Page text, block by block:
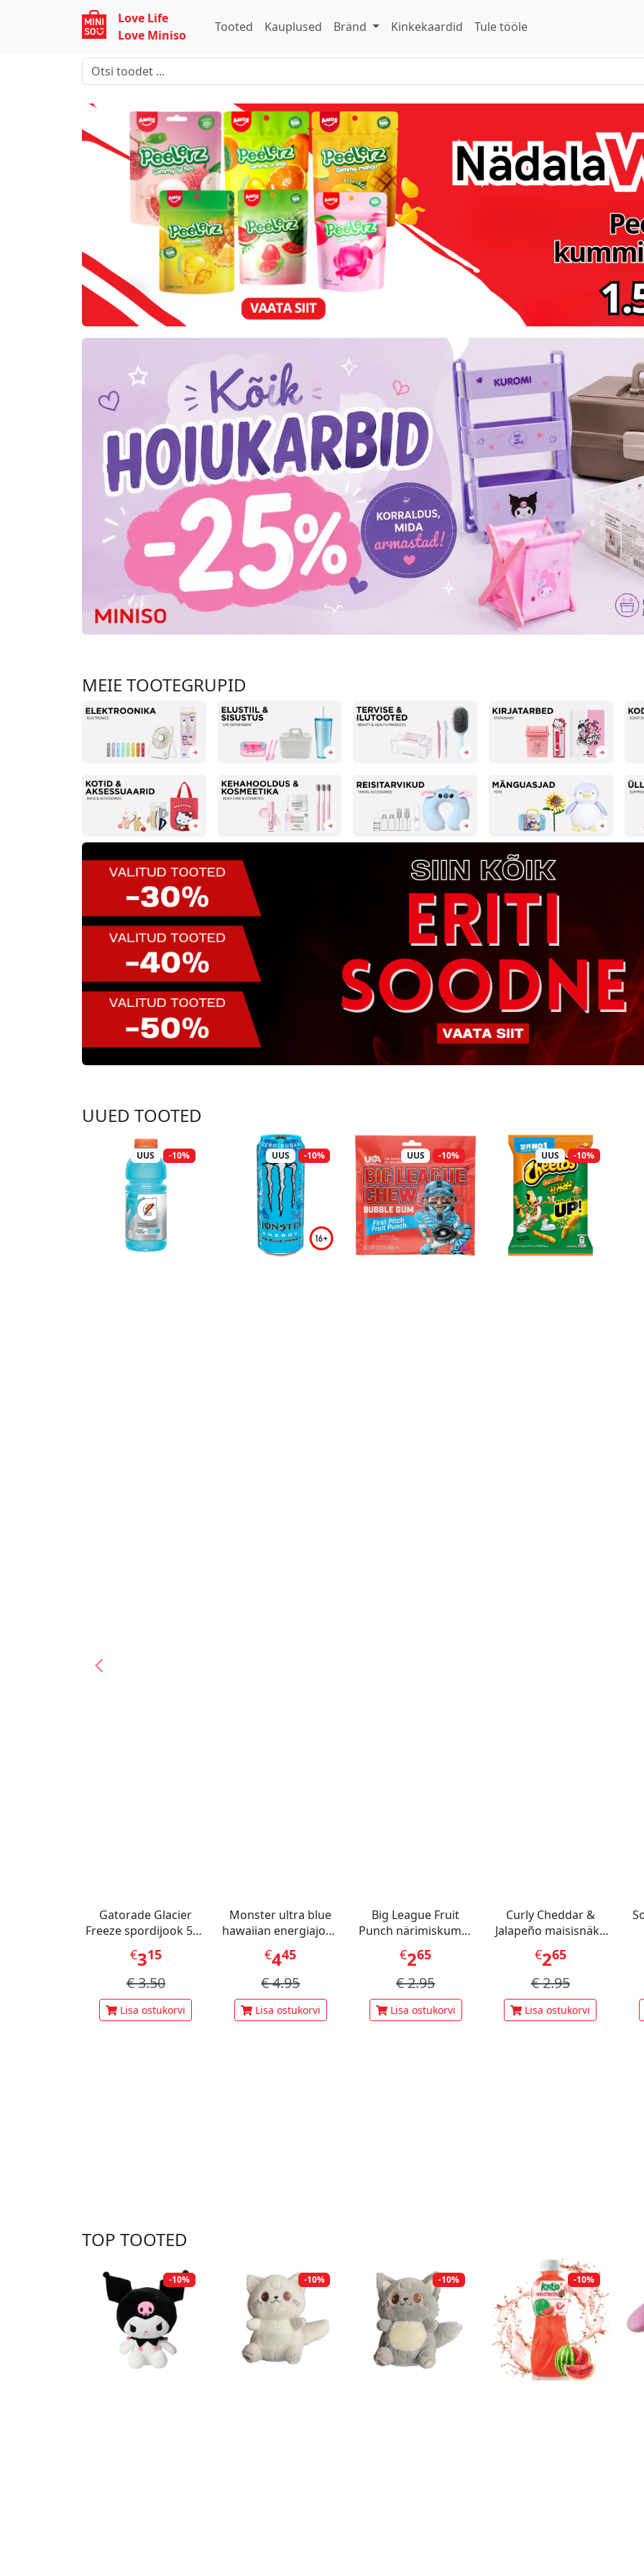
Love Life
Love Miniso
Tooted Kauplused Bränd Kinkekaardid Tule tööle
MEIE TOOTEGRUPID
UUED TOOTED
UUS -10%
Gatorade Glacier
Freeze spordijook 591
ml
€315
€3.50
Lisa ostukorvi
UUS -10%
Monster ultra blue
hawaiian energiajook
473ml
€445
€4.95
Lisa ostukorvi
UUS -10%
Big League Fruit
Punch närimiskumm
60 g
€265
€2.95
Lisa ostukorvi
UUS -10%
Curly Cheddar &
Jalapeño maisisnäkk
70 g
€265
€2.95
Lisa ostukorvi
TOP TOOTED
-10% -10% -10% -10%